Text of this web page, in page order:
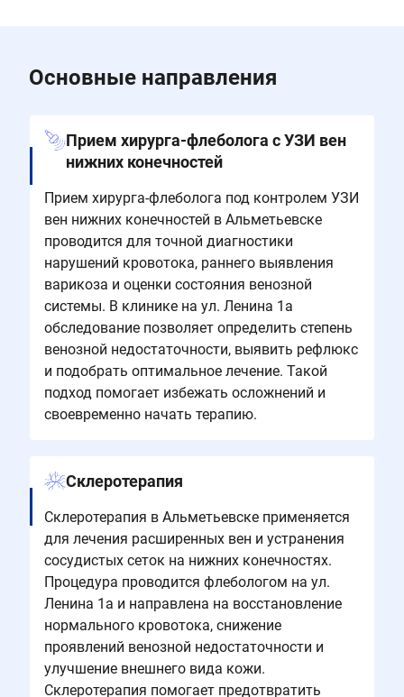
Основные направления
Прием хирурга-флеболога с УЗИ вен
нижних конечностей
Прием хирурга-флеболога под контролем УЗИ
вен нижних конечностей в Альметьевске
проводится для точной диагностики
нарушений кровотока, раннего выявления
варикоза и оценки состояния венозной
системы. В клинике на ул. Ленина 1а
обследование позволяет определить степень
венозной недостаточности, выявить рефлюкс
и подобрать оптимальное лечение. Такой
подход помогает избежать осложнений и
своевременно начать терапию.
Склеротерапия
Склеротерапия в Альметьевске применяется
для лечения расширенных вен и устранения
сосудистых сеток на нижних конечностях.
Процедура проводится флебологом на ул.
Ленина 1а и направлена на восстановление
нормального кровотока, снижение
проявлений венозной недостаточности и
улучшение внешнего вида кожи.
Склеротерапия помогает предотвратить